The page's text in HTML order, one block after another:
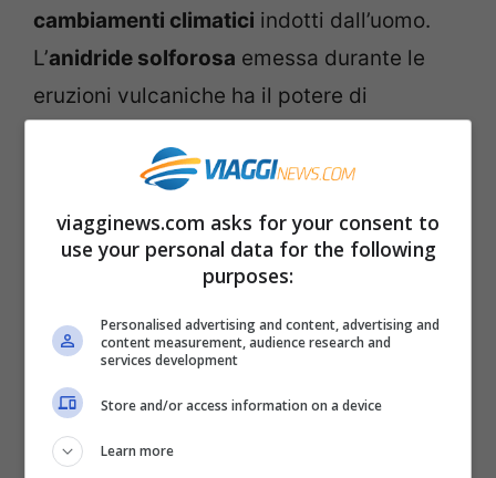
cambiamenti climatici indotti dall’uomo.
L’anidride solforosa emessa durante le
eruzioni vulcaniche ha il potere di
terrestre e di influenzare imodelli
meteorologici globali
. Questo gas può
raggiungere la stratosfera, dove forma
particelle aerosol che riflettono la luce
solare nello spazio, causando un
abbassamento delle temperature globali.
viagginews.com asks for your consent to
use your personal data for the following
purposes:
Personalised advertising and content, advertising and
content measurement, audience research and
services development
Store and/or access information on a device
Learn more